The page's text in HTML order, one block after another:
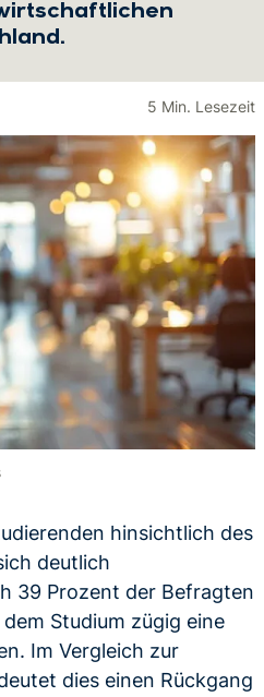
5 Min. Lesezeit
hinsichtlich des
deutlich
39 Prozent der Befragten
Studium zügig eine
Im Vergleich zur
dies einen Rückgang